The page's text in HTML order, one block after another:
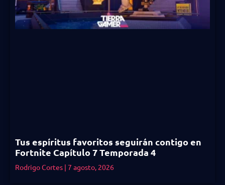
Tus espíritus favoritos seguirán contigo en
Fortnite Capítulo 7 Temporada 4
Rodrigo Cortes 7 agosto, 2026